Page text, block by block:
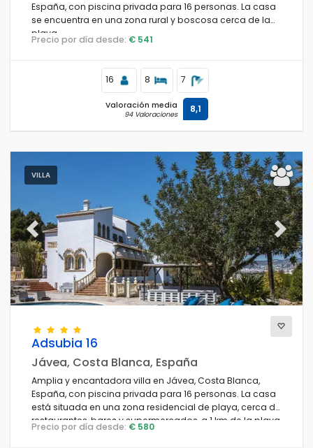
España, con piscina privada para 16 personas. La casa
se encuentra en una zona rural y boscosa cerca de la
playa.
Precio por día desde: € 541
16 8 7
Valoración media
94 Valoraciones 8,1
VILLA
Previous Next
Adsubia 16
Jávea, Costa Blanca, España
Amplia y encantadora villa en Jávea, Costa Blanca,
España, con piscina privada para 16 personas. La casa
está situada en una zona residencial de playa, cerca de
restaurantes, bares y supermercados, a 1 km de la playa
El Arenal de Jávea y a 1 km del Mar Mediterráneo, Jávea.
Precio por día desde: € 580